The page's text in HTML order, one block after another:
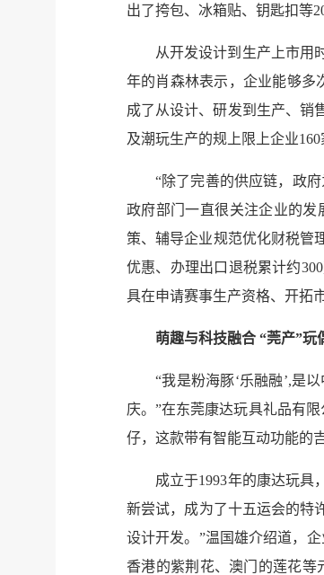
出了挎包、冰箱贴、钥匙扣等
从开发设计到生产上市用
年的肖森林表示，企业能够多
成了从设计、研发到生产、销
及潮玩生产的规上限上企业160
“除了完善的供应链，政
政府部门一直很关注企业的发
策、辅导企业规范优化财税管
优惠、办理出口退税累计约
具在申请赛事生产资格、开拓
萌趣与科技融合 “莞产”玩
“我是粉海豚‘乐融融’,是
庆。”在东莞康达玩具礼品有
仔，这款带有智能互动功能的
成立于1993年的康达玩具
新尝试，成为了十五运会的特
设计开发。”温国雄介绍道，
香港的紫荆花、澳门的莲花等